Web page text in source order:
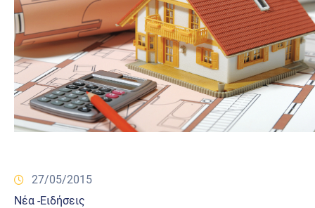
27/05/2015
Νέα -Ειδήσεις